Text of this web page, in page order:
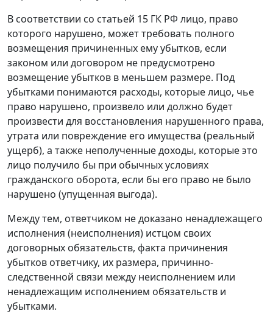
В соответствии со статьей 15 ГК РФ лицо, право
которого нарушено, может требовать полного
возмещения причиненных ему убытков, если
законом или договором не предусмотрено
возмещение убытков в меньшем размере. Под
убытками понимаются расходы, которые лицо, чье
право нарушено, произвело или должно будет
произвести для восстановления нарушенного права,
утрата или повреждение его имущества (реальный
ущерб), а также неполученные доходы, которые это
лицо получило бы при обычных условиях
гражданского оборота, если бы его право не было
нарушено (упущенная выгода).
Между тем, ответчиком не доказано ненадлежащего
исполнения (неисполнения) истцом своих
договорных обязательств, факта причинения
убытков ответчику, их размера, причинно-
следственной связи между неисполнением или
ненадлежащим исполнением обязательств и
убытками.